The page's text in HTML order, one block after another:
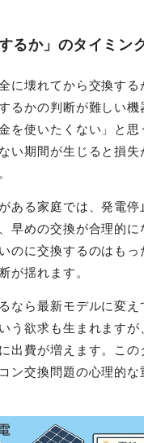
るか」のタイミン
に壊れてから交換する
るかの判断が難しい機
を使いたくない」と思
い期間が生じると損失
ある家庭では、発電停
早めの交換が合理的に
のに交換するのはもっ
が揺れます。
なら最新モデルに変え
う欲求も生まれますが
出費が増えます。この
ン交換問題の心理的な